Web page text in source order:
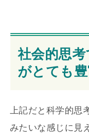
社会的思
がとても
上記だと科学的思
みたいな感じに見